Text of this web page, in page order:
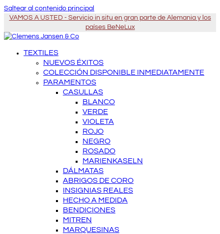
Saltear al contenido principal
VAMOS A USTED - Servicio in situ en gran parte de Alemania y los
países BeNeLux
TEXTILES
NUEVOS ÉXITOS
COLECCIÓN DISPONIBLE INMEDIATAMENTE
PARAMENTOS
CASULLAS
BLANCO
VERDE
VIOLETA
ROJO
NEGRO
ROSADO
MARIENKASELN
DÁLMATAS
ABRIGOS DE CORO
INSIGNIAS REALES
HECHO A MEDIDA
BENDICIONES
MITREN
MARQUESINAS